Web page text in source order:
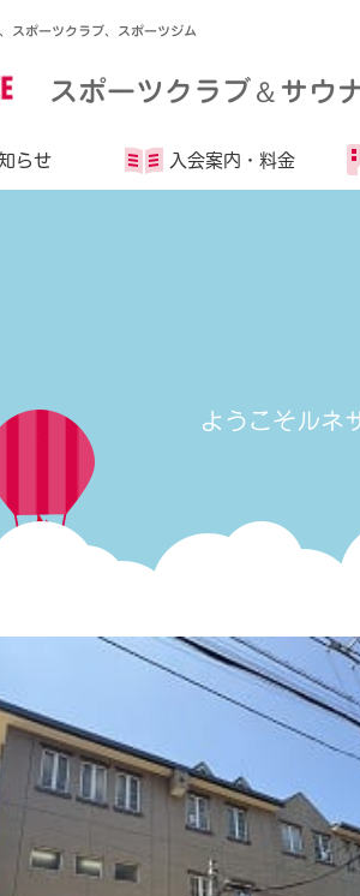
スポーツクラブ、スポーツジム
スポーツクラブ＆サウ
らせ 入会案内・ 料金
ようこそルネ